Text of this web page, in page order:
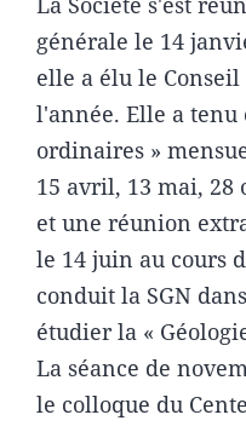
générale le 14
elle a élu le
l'année. Elle a tenu
ordinaires »
15 avril, 13 mai, 28
et une réunion
le 14 juin au cours
conduit la SGN
étudier la «
La séance de
le colloque du